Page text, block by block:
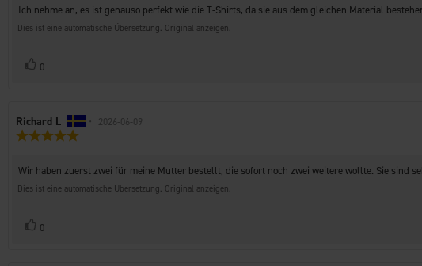
5
Sternen
Rezensionstext:
Ich nehme an, es ist genauso perfekt wie die T-Shirts, da sie aus dem gleichen Material
Dies ist eine automatische Übersetzung. Original anzeigen.
Stimme
0
Autor
der
Richard L • Bewertungsdatum:
2026-06-09
5
Sternen
Rezensionstext:
Wir haben zuerst zwei für meine Mutter bestellt, die sofort noch zwei weitere wollte. Sie sind
Dies ist eine automatische Übersetzung. Original anzeigen.
Stimme
0